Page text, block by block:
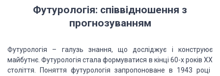
Футурологія: співвідношення з
прогнозуванням
Футурологія – галузь знання, що досліджує і конструює
майбутнє. Футурологія стала формуватися в кінці 60-х років XX
століття. Поняття футурологія запропоноване в 1943 році